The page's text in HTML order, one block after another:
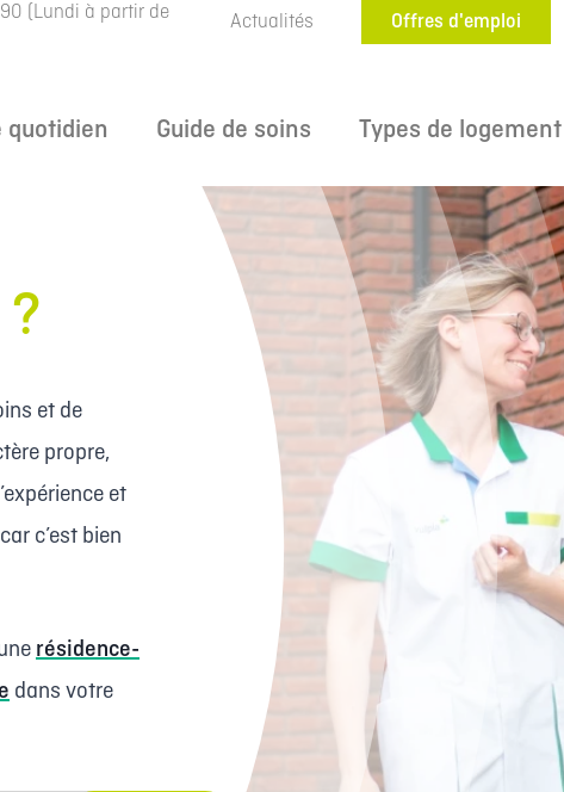
(Lundi à partir de
Actualités Offres d'emploi
quotidien Guide de soins Types de logement
et de
propre,
et
c’est bien
résidence-
dans votre